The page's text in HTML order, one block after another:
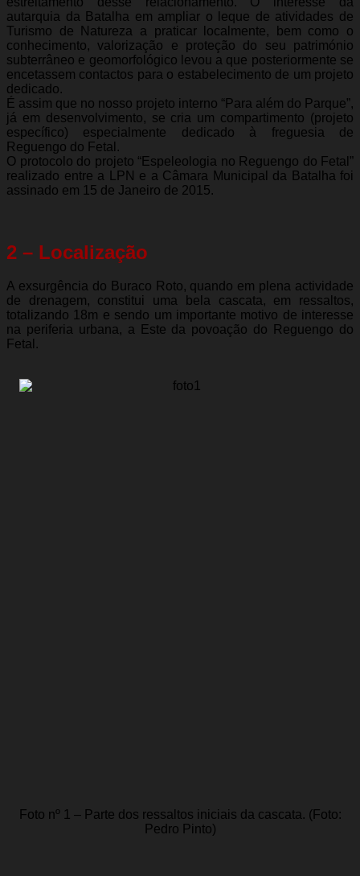
autarquia da Batalha em ampliar o leque de atividades de
Turismo de Natureza a praticar localmente, bem como o
conhecimento, valorização e proteção do seu património
subterrâneo e geomorfológico levou a que posteriormente se
encetassem contactos para o estabelecimento de um projeto
dedicado.
É assim que no nosso projeto interno “Para além do Parque”,
já em desenvolvimento, se cria um compartimento (projeto
específico) especialmente dedicado à freguesia de
Reguengo do Fetal.
O protocolo do projeto “Espeleologia no Reguengo do Fetal”
realizado entre a LPN e a Câmara Municipal da Batalha foi
assinado em 15 de Janeiro de 2015.
2 – Localização
A exsurgência do Buraco Roto, quando em plena actividade
de drenagem, constitui uma bela cascata, em ressaltos,
totalizando 18m e sendo um importante motivo de interesse
na periferia urbana, a Este da povoação do Reguengo do
Fetal.
Foto nº 1 – Parte dos ressaltos iniciais da cascata. (Foto:
Pedro Pinto)